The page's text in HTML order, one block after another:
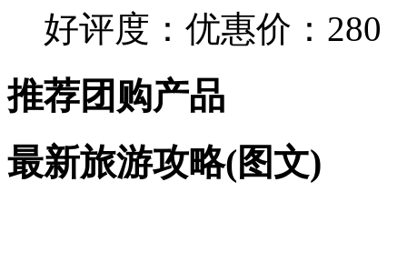
好评度： 优惠价：280
推荐团购产品
最新旅游攻略(图文)